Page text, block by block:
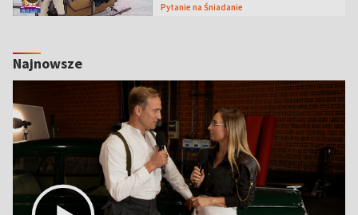
Pytanie na Śniadanie
Najnowsze